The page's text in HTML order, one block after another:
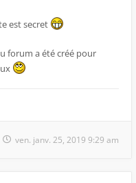
est secret
forum a été créé pour
ven. janv. 25, 2019 9:29 am